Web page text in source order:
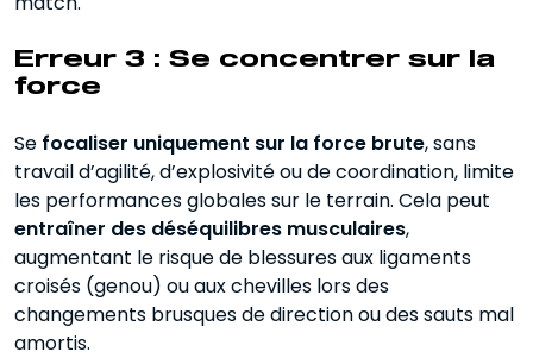
Erreur 3 : Se concentrer sur la
force
Se focaliser uniquement sur la force brute, sans
travail d’agilité, d’explosivité ou de coordination, limite
les performances globales sur le terrain. Cela peut
entraîner des déséquilibres musculaires,
augmentant le risque de blessures aux ligaments
croisés (genou) ou aux chevilles lors des
changements brusques de direction ou des sauts mal
amortis.